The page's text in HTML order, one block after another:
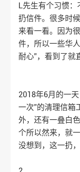
L先生有个习惯
扔信件。很多时
来看一看。因为
件，所以一些华
耐心”，看到了就
2018年6月的一
一次”的清理信箱
外，还有一叠白
个所以然来，就
没想到，这一扔